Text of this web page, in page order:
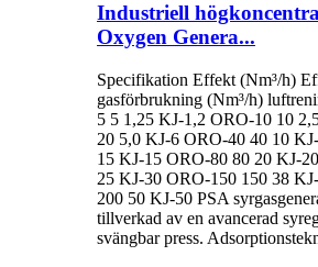
Industriell
Oxygen Genera...
Specifikation Effekt (Nm³/h)
gasförbrukning (Nm³/h)
5 5 1,25 KJ-1,2 ORO-10 10
20 5,0 KJ-6 ORO-40 40 10
15 KJ-15 ORO-80 80 20 KJ-
25 KJ-30 ORO-150 150 38
200 50 KJ-50 PSA
tillverkad av en avancerad
svängbar press.